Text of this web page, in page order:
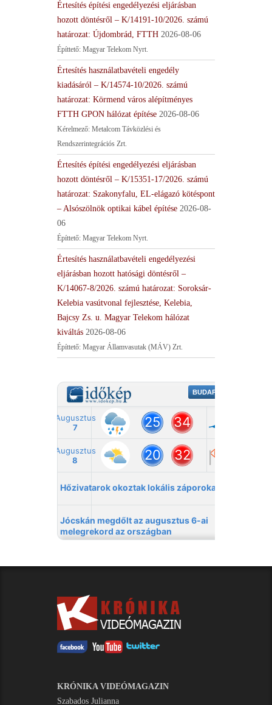
Értesítés építési engedélyezési eljárásban
hozott döntésről – K/14191-10/2026. számú
határozat: Újdombrád, FTTH 2026-08-06
Építtető: Magyar Telekom Nyrt.
Értesítés használatbavételi engedély
kiadásáról – K/14574-10/2026. számú
határozat: Körmend város alépítményes
FTTH GPON hálózat építése 2026-08-06
Kérelmező: Metalcom Távközlési és
Rendszerintegrációs Zrt.
Értesítés építési engedélyezési eljárásban
hozott döntésről – K/15351-17/2026. számú
határozat: Szakonyfalu, EL-elágazó kötéspont
– Alsószölnök optikai kábel építése 2026-08-
06
Építtető: Magyar Telekom Nyrt.
Értesítés használatbavételi engedélyezési
eljárásban hozott hatósági döntésről –
K/14067-8/2026. számú határozat: Soroksár-
Kelebia vasútvonal fejlesztése, Kelebia,
Bajcsy Zs. u. Magyar Telekom hálózat
kiváltás 2026-08-06
Építtető: Magyar Államvasutak (MÁV) Zrt.
KRÓNIKA VIDEÓMAGAZIN
Szabados Julianna